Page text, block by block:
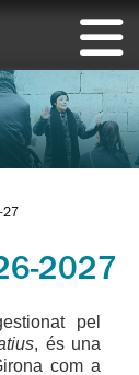
27
2027
pel
, és una
com a